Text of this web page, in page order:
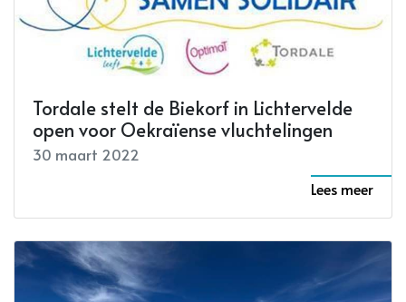
Tordale stelt de Biekorf in Lichtervelde
open voor Oekraïense vluchtelingen
30 maart 2022
Lees meer